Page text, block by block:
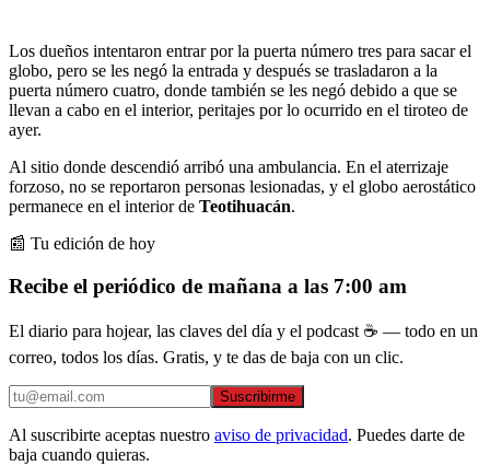
Los dueños intentaron entrar por la puerta número tres para sacar el
globo, pero se les negó la entrada y después se trasladaron a la
puerta número cuatro, donde también se les negó debido a que se
llevan a cabo en el interior, peritajes por lo ocurrido en el tiroteo de
ayer.
Al sitio donde descendió arribó una ambulancia. En el aterrizaje
forzoso, no se reportaron personas lesionadas, y el globo aerostático
permanece en el interior de Teotihuacán.
📰 Tu edición de hoy
Recibe el periódico de mañana a las 7:00 am
El diario para hojear, las claves del día y el podcast ☕ — todo en un
correo, todos los días. Gratis, y te das de baja con un clic.
Suscribirme
Al suscribirte aceptas nuestro aviso de privacidad. Puedes darte de
baja cuando quieras.